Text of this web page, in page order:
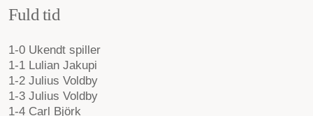
Fuld tid
1-0 Ukendt spiller
1-1 Lulian Jakupi
1-2 Julius Voldby
1-3 Julius Voldby
1-4 Carl Björk